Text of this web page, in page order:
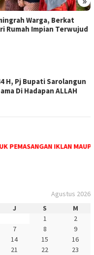
Warga, Berkat
Rumah Impian Terwujud
H, Pj Bupati Sarolangun
Di Hadapan ALLAH
IKLAN
Agustus 2026
J S
M
1
2
7 8
9
14 15
16
21 22
23